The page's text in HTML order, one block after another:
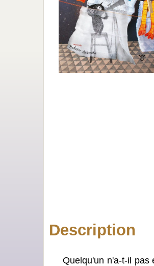
Description
Quelqu'un n'a-t-il pas